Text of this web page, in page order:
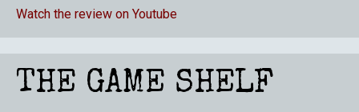
Watch the review on Youtube
THE GAME SHELF